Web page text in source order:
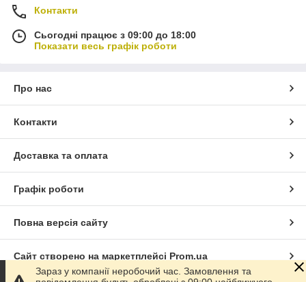
Контакти
Сьогодні працює з 09:00 до 18:00
Показати весь графік роботи
Про нас
Контакти
Доставка та оплата
Графік роботи
Повна версія сайту
Сайт створено на маркетплейсі Prom.ua
Зараз у компанії неробочий час. Замовлення та